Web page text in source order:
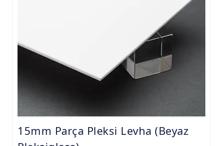
15mm Pleksi Levhalar
20mm Pleksi Levhalar
15mm Parça Pleksi Levha (Beyaz